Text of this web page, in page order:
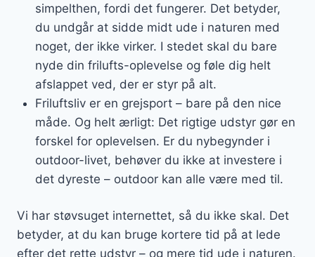
simpelthen, fordi det fungerer. Det betyder,
du undgår at sidde midt ude i naturen med
noget, der ikke virker. I stedet skal du bare
nyde din frilufts-oplevelse og føle dig helt
afslappet ved, der er styr på alt.
Friluftsliv er en grejsport – bare på den nice
måde. Og helt ærligt: Det rigtige udstyr gør en
forskel for oplevelsen. Er du nybegynder i
outdoor-livet, behøver du ikke at investere i
det dyreste – outdoor kan alle være med til.
Vi har støvsuget internettet, så du ikke skal. Det
betyder, at du kan bruge kortere tid på at lede
efter det rette udstyr – og mere tid ude i naturen.